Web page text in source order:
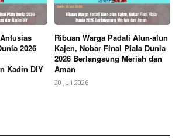
2026
Kadin DIY
Ribuan Warga Padati Alun-alun
Kajen, Nobar Final Piala Dunia
2026 Berlangsung Meriah dan
Aman
20 Juli 2026